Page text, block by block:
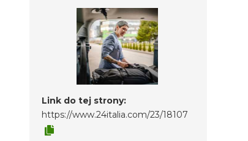
Link do tej strony:
https://www.24italia.com/23/18107